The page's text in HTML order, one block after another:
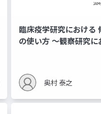
臨床疫学研究における
の使い⽅ 〜観察研究
奥村 泰之